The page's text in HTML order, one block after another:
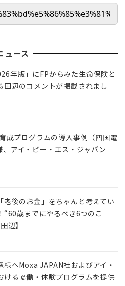
ュース
年版」にFPからみた生命保険と
辺のコメントが掲載されまし
成プログラムの導入事例（四国電
アイ・ビー・エス・ジャパン
老後のお金」をちゃんと考えてい
“60歳までにやるべき6つのこ
辺】
様へMoxa JAPAN社およびアイ・
ける協働・体験プログラムを提供